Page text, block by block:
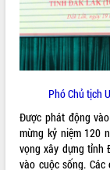
Phó Chủ tịch
Được phát động
mừng kỷ niệm 120
vọng xây dựng tỉnh
vào cuộc sống.